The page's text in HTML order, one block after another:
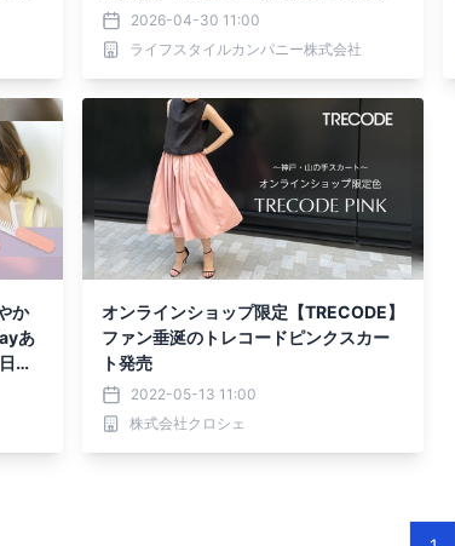
開、新商品も限定デザインで新たに仲
間入り。
2026-04-30 11:00
ライフスタイルカンパニー株式会社
か
あ
オンラインショップ限定【TRECODE】
ファン垂涎のトレコードピンクスカー
ト発売
2022-05-13 11:00
株式会社クロシェ